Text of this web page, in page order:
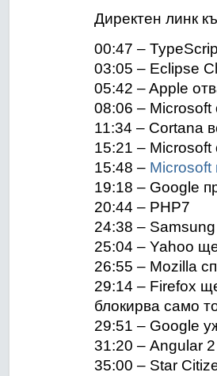
Директен линк
00:47 –
03:05 – Eclipse
05:42 – Apple
08:06 – Microsoft
11:34 – Cortana
15:21 – Microsoft
15:48 – Microsoft
19:18 – Google
20:44 – PHP7
24:38 –
25:04 – Yahoo
26:55 – Mozilla
29:14 – Firefox
блокирва само
29:51 – Google
31:20 – Angular
35:00 – Star